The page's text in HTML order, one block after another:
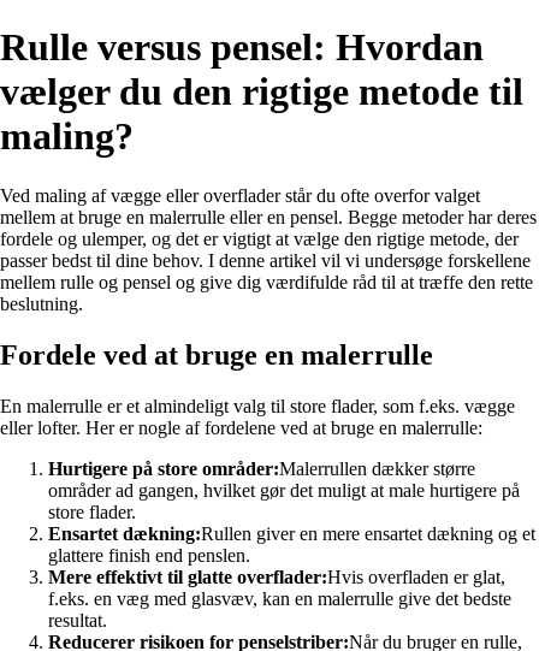
Rulle versus pensel: Hvordan
vælger du den rigtige metode til
maling?
Ved maling af vægge eller overflader står du ofte overfor valget
mellem at bruge en malerrulle eller en pensel. Begge metoder har deres
fordele og ulemper, og det er vigtigt at vælge den rigtige metode, der
passer bedst til dine behov. I denne artikel vil vi undersøge forskellene
mellem rulle og pensel og give dig værdifulde råd til at træffe den rette
beslutning.
Fordele ved at bruge en malerrulle
En malerrulle er et almindeligt valg til store flader, som f.eks. vægge
eller lofter. Her er nogle af fordelene ved at bruge en malerrulle:
Hurtigere på store områder:Malerrullen dækker større
områder ad gangen, hvilket gør det muligt at male hurtigere på
store flader.
Ensartet dækning:Rullen giver en mere ensartet dækning og et
glattere finish end penslen.
Mere effektivt til glatte overflader:Hvis overfladen er glat,
f.eks. en væg med glasvæv, kan en malerrulle give det bedste
resultat.
Reducerer risikoen for penselstriber:Når du bruger en rulle,